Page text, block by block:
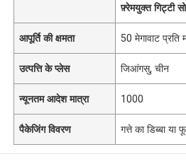
फ़्रेमयुक्त गिट्टी
आपूर्ति की क्षमता 50 मेगावाट प्रति
उत्पत्ति के प्लेस जिआंगसु, चीन
न्यूनतम आदेश मात्रा 1000
पैकेजिंग विवरण गत्ते का डिब्बा या